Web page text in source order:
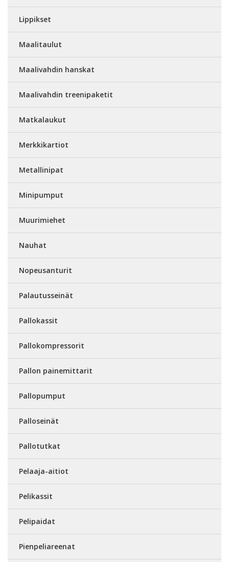
Lippikset
Maalitaulut
Maalivahdin hanskat
Maalivahdin treenipaketit
Matkalaukut
Merkkikartiot
Metallinipat
Minipumput
Muurimiehet
Nauhat
Nopeusanturit
Palautusseinät
Pallokassit
Pallokompressorit
Pallon painemittarit
Pallopumput
Palloseinät
Pallotutkat
Pelaaja-aitiot
Pelikassit
Pelipaidat
Pienpeliareenat